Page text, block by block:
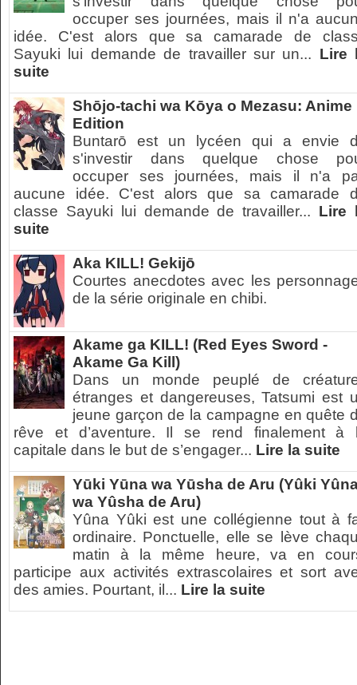
occuper ses journées, mais il n'a
idée. C'est alors que sa camarade de
Sayuki lui demande de travailler sur un... Lire
suite
Shōjo-tachi wa Kōya o Mezasu: Anime
Edition
Buntarō est un lycéen qui a envie
s'investir dans quelque chose
occuper ses journées, mais il n'a
aucune idée. C'est alors que sa camarade
classe Sayuki lui demande de travailler... Lire
suite
Aka KILL! Gekijō
Courtes anecdotes avec les
de la série originale en chibi.
Akame ga KILL! (Red Eyes Sword -
Akame Ga Kill)
Dans un monde peuplé de
étranges et dangereuses, Tatsumi est
jeune garçon de la campagne en quête
rêve et d’aventure. Il se rend finalement à
capitale dans le but de s’engager... Lire la suite
Yūki Yūna wa Yūsha de Aru (Yûki
wa Yûsha de Aru)
Yûna Yûki est une collégienne tout à
ordinaire. Ponctuelle, elle se lève
matin à la même heure, va en
participe aux activités extrascolaires et sort
des amies. Pourtant, il... Lire la suite